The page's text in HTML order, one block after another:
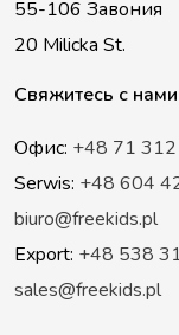
55-106 Завония
20 Milicka St.
Свяжитесь с нами
Офис: +48 71
Serwis: +48 604
biuro@freekids.pl
Export: +48 538
sales@freekids.pl